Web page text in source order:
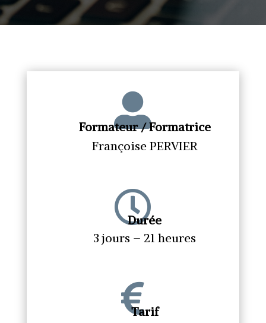

Formateur / Formatrice
Françoise PERVIER

Durée
3 jours – 21 heures

Tarif